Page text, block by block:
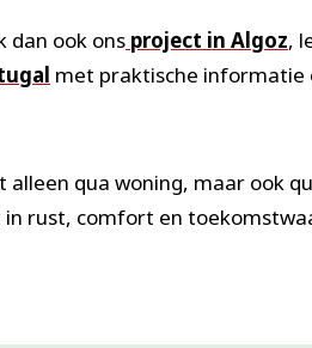
dan ook ons project in Algoz,
met praktische informatie
qua woning, maar ook
rust, comfort en